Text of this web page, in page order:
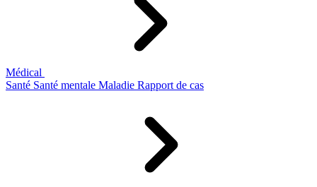
Médical
Santé Santé mentale Maladie Rapport de cas